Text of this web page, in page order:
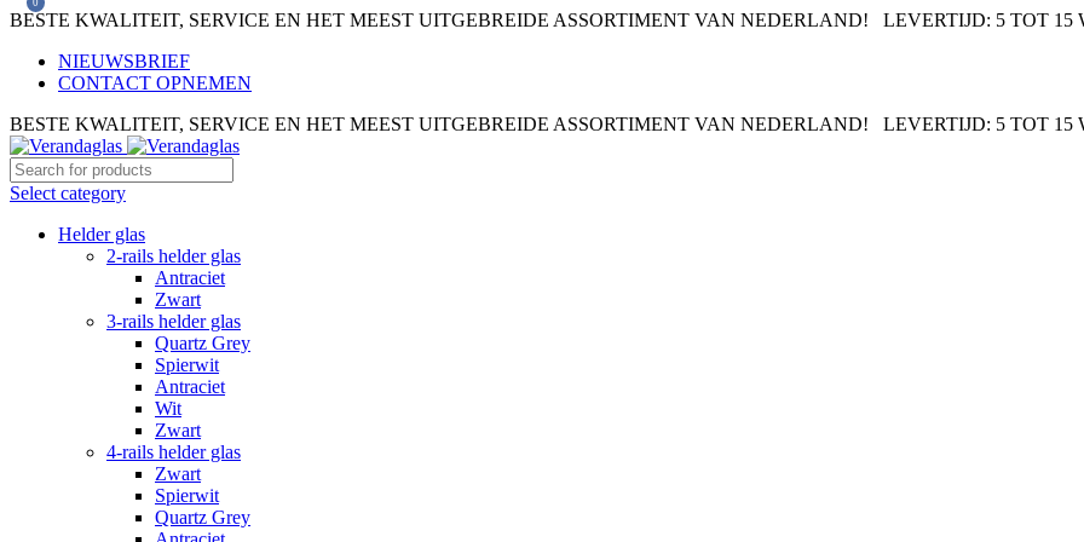
BESTE KWALITEIT, SERVICE EN HET MEEST UITGEBREIDE ASSORTIMENT VAN NEDERLAND!
LEVERTIJD: 5 TOT 15
NIEUWSBRIEF
CONTACT OPNEMEN
BESTE KWALITEIT, SERVICE EN HET MEEST UITGEBREIDE ASSORTIMENT VAN NEDERLAND!
LEVERTIJD: 5 TOT 15
Select category
Helder glas
2-rails helder glas
Antraciet
Zwart
3-rails helder glas
Quartz Grey
Spierwit
Antraciet
Wit
Zwart
4-rails helder glas
Zwart
Spierwit
Quartz Grey
0